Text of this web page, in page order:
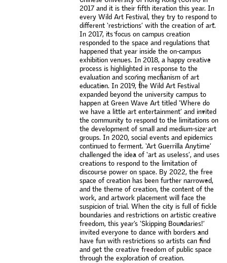
2017 and it is their ffth iteration this year. In
every Wild Art Festival, they try to respond to
diferent ‘restrictions’ with the creation of art.
In 2017, its focus on campus creation
responded to the space and regulations that
happened that year inside the on-campus
exhibition venues. In 2018, a happy creative
process is highlighted in response to the
evaluation and scoring mechanism of art
education. In 2019, the Wild Art Festival
expanded beyond the university campus to
happen at Green Wave Art titled ‘Where do
we have a little art entertainment’ and invited
the community to respond to the limitations on
the development of small and medium-size art
groups. In 2020, social events and epidemics
continued to ferment. ‘Art Guerrilla Anytime’
challenged the idea of ‘art as useless’, and uses
creations to respond to the limitation of
discourse power on space. By 2022, the free
space of creation has been further narrowed,
and the theme of creation, the content of the
work, and artwork placement will face the
suspicion of trial. When the city is full of fckle
boundaries and restrictions on artistic creative
freedom, this year’s ‘Skipping Boundaries!’
invited everyone to dance with borders and
have fun with restrictions so artists can fnd
and get the creative freedom of public space
through the exploration of creation.